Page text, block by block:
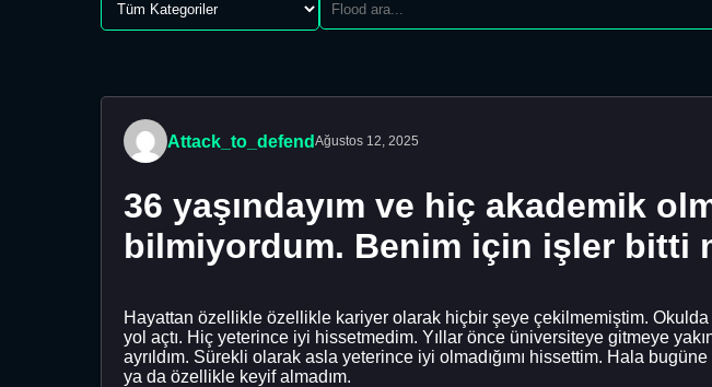
Attack_to_defend Ağustos 12, 2025
36 yaşındayım ve hiç akademik
bilmiyordum. Benim için işler bitti
Hayattan özellikle özellikle kariyer olarak hiçbir şeye çekilmemiştim.
yol açtı. Hiç yeterince iyi hissetmedim. Yıllar önce üniversiteye gitmeye
ayrıldım. Sürekli olarak asla yeterince iyi olmadığımı hissettim. Hala
ya da özellikle keyif almadım.